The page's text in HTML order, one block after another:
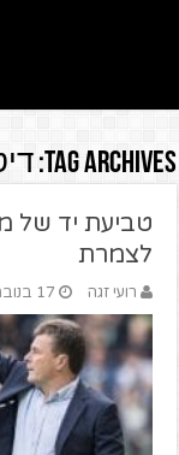
Tag Archives:
טביעת יד של
לצמרת
רועי זגה 17 בנובמבר 2018